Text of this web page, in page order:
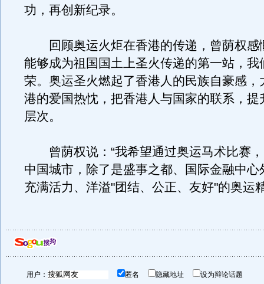
功，再创新纪录。
回顾奥运火炬在香港的传递，曾荫权感
能够成为祖国国土上圣火传递的第一站，我
荣。奥运圣火燃起了香港人的民族自豪感，
港的爱国热忱，把香港人与国家的联系，提
层次。
曾荫权说：“我希望通过奥运马术比赛，
中国城市，除了是盛事之都、国际金融中心
充满活力、洋溢"团结、公正、友好"的奥运
用户： 匿名 隐藏地址 设为辩论话题